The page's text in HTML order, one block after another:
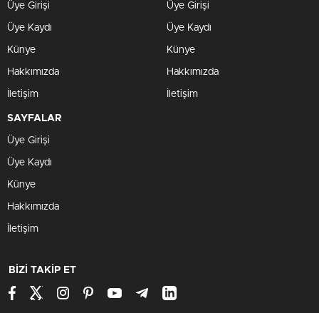
Üye Girişi
Üye Kaydı
Künye
Hakkımızda
İletişim
Üye Girişi
Üye Kaydı
Künye
Hakkımızda
İletişim
SAYFALAR
Üye Girişi
Üye Kaydı
Künye
Hakkımızda
İletişim
BİZİ TAKİP ET